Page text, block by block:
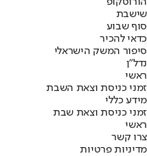
שישבת
סוף שבוע
כדאי להכיר
סיפור המשק הישראלי
נדל"ן
ראשי
זמני כניסת וצאת השבת
מידע כללי
זמני כניסת וצאת שבת
ראשי
צרו קשר
מדיניות פרטיות